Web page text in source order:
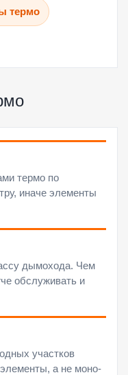
термо
термо по
иначе элементы
дымохода. Чем
обслуживать и
участков
а не моно-